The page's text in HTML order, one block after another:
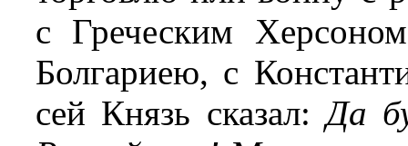
с Греческим
Болгариею, с
сей Князь сказал:Да